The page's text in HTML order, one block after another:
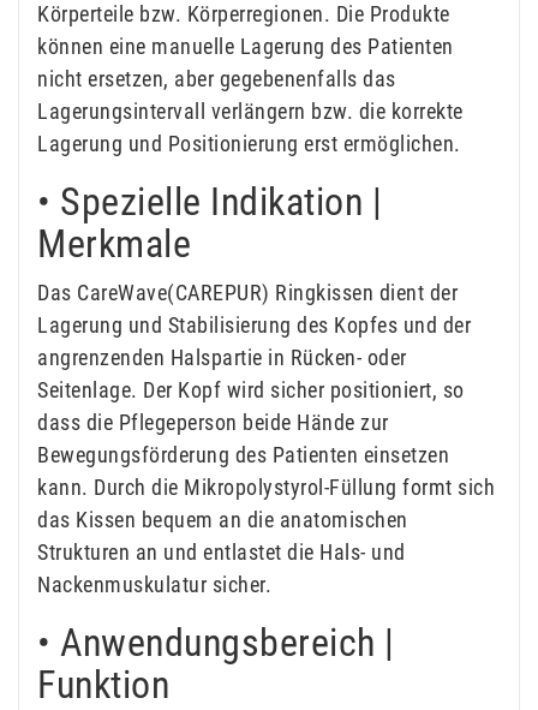
Körperteile bzw. Körperregionen. Die Produkte
können eine manuelle Lagerung des Patienten
nicht ersetzen, aber gegebenenfalls das
Lagerungsintervall verlängern bzw. die korrekte
Lagerung und Positionierung erst ermöglichen.
• Spezielle Indikation |
Merkmale
Das CareWave(CAREPUR) Ringkissen dient der
Lagerung und Stabilisierung des Kopfes und der
angrenzenden Halspartie in Rücken- oder
Seitenlage. Der Kopf wird sicher positioniert, so
dass die Pflegeperson beide Hände zur
Bewegungsförderung des Patienten einsetzen
kann. Durch die Mikropolystyrol-Füllung formt sich
das Kissen bequem an die anatomischen
Strukturen an und entlastet die Hals- und
Nackenmuskulatur sicher.
• Anwendungsbereich |
Funktion